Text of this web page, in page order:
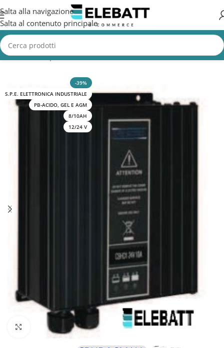
Salta alla navigazione
Salta al contenuto principale
/Batterie per Nautica/Batterie Nautica/Caricabatterie Barca
-39%
S.P.E. ELETTRONICA INDUSTRIALE
PB-ACIDO, GEL E AGM
8/10AH
12/24 V
Clicca per ingrandire